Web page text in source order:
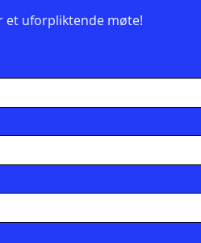
et uforpliktende møte!